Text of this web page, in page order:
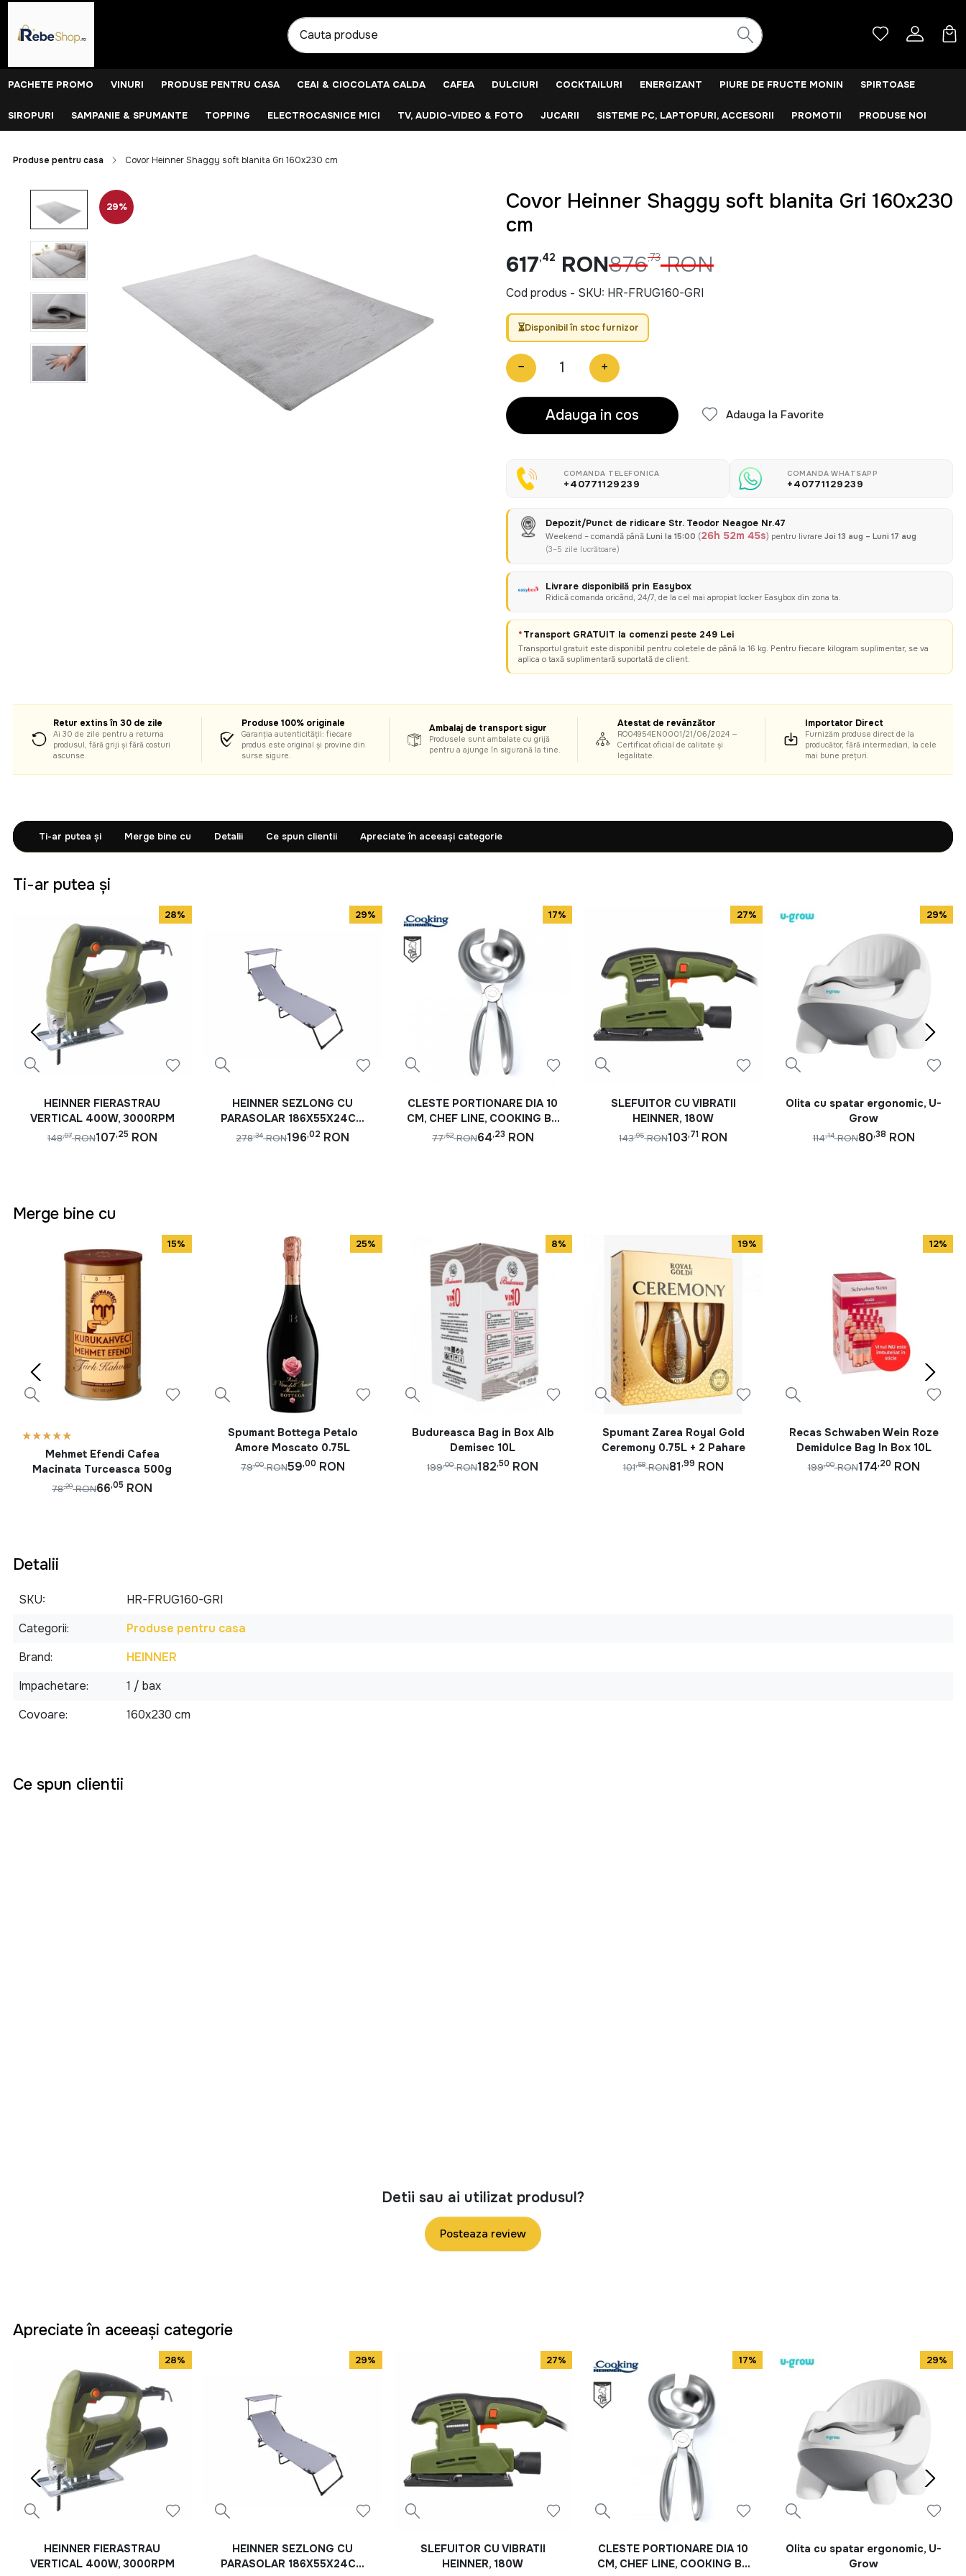
PACHETE PROMO VINURI PRODUSE PENTRU CASA CEAI & CIOCOLATA CALDA CAFEA DULCIURI COCKTAILURI ENERGIZANT PIURE DE FRUCTE MONIN SPIRTOASE
SIROPURI SAMPANIE & SPUMANTE TOPPING ELECTROCASNICE MICI TV, AUDIO-VIDEO & FOTO JUCARII SISTEME PC, LAPTOPURI, ACCESORII PROMOTII PRODUSE NOI
Produse pentru casa Covor Heinner Shaggy soft blanita Gri 160x230 cm
29%
Covor Heinner Shaggy soft blanita Gri 160x230
cm
617,42 RON876,73 RON
Cod produs - SKU HR-FRUG160-GRI
Disponibil în stoc furnizor
− +
Adauga in cos Adauga la Favorite
COMANDA TELEFONICA
+40771129239
COMANDA WHATSAPP
+40771129239
Depozit/Punct de ridicare Str. Teodor Neagoe Nr.47
Weekend – comandă până Luni la 15:00 (26h 52m 44s) pentru livrare Joi 13 aug – Luni 17 aug
(3–5 zile lucrătoare)
Livrare disponibilă prin Easybox
Ridică comanda oricând, 24/7, de la cel mai apropiat locker Easybox din zona ta.
*Transport GRATUIT la comenzi peste 249 Lei
Transportul gratuit este disponibil pentru coletele de până la 16 kg. Pentru fiecare kilogram suplimentar, se va
aplica o taxă suplimentară suportată de client.
Retur extins în 30 de zile
Ai 30 de zile pentru a returna
produsul, fără griji și fără costuri
ascunse.
Produse 100% originale
Garanția autenticității: fiecare
produs este original și provine din
surse sigure.
Ambalaj de transport sigur
Produsele sunt ambalate cu grijă
pentru a ajunge în siguranță la tine.
Atestat de revânzător
RO04954EN0001/21/06/2024 —
Certificat oficial de calitate și
legalitate.
Importator Direct
Furnizăm produse direct de la
producător, fără intermediari, la cele
mai bune prețuri.
Ti-ar putea și Merge bine cu Detalii Ce spun clientii Apreciate în aceeași categorie
Ti-ar putea și
28%
HEINNER FIERASTRAU
VERTICAL 400W, 3000RPM
107,25 RON
148,97 RON
29%
HEINNER SEZLONG CU
PARASOLAR 186X55X24CM
GRI
196,02 RON
278,34 RON
17%
CLESTE PORTIONARE DIA 10
CM, CHEF LINE, COOKING BY
HEINNER
64,23 RON
77,52 RON
27%
SLEFUITOR CU VIBRATII
HEINNER, 180W
103,71 RON
143,95 RON
29%
Olita cu spatar ergonomic, U-
Grow
80,38 RON
114,14 RON
Merge bine cu
15%
Mehmet Efendi Cafea
Macinata Turceasca 500g
66,05 RON
78,29 RON
25%
Spumant Bottega Petalo
Amore Moscato 0.75L
59,00 RON
79,00 RON
8%
Budureasca Bag in Box Alb
Demisec 10L
182,50 RON
199,00 RON
19%
Spumant Zarea Royal Gold
Ceremony 0.75L + 2 Pahare
81,99 RON
101,58 RON
12%
Recas Schwaben Wein Roze
Demidulce Bag In Box 10L
174,20 RON
199,00 RON
Detalii
SKU
HR-FRUG160-GRI
Categorii
Produse pentru casa
Brand
HEINNER
Impachetare
1 / bax
Covoare
160x230 cm
Ce spun clientii
Detii sau ai utilizat produsul?
Posteaza review
Apreciate în aceeași categorie
28%
HEINNER FIERASTRAU
VERTICAL 400W, 3000RPM
29%
HEINNER SEZLONG CU
PARASOLAR 186X55X24CM
27%
SLEFUITOR CU VIBRATII
HEINNER, 180W
17%
CLESTE PORTIONARE DIA 10
CM, CHEF LINE, COOKING BY
29%
Olita cu spatar ergonomic, U-
Grow